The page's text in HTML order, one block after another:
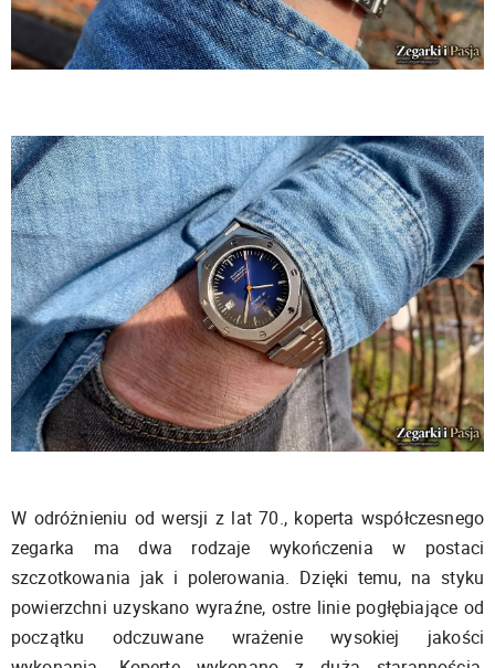
W odróżnieniu od wersji z lat 70., koperta współczesnego
zegarka ma dwa rodzaje wykończenia w postaci
szczotkowania jak i polerowania. Dzięki temu, na styku
powierzchni uzyskano wyraźne, ostre linie pogłębiające od
początku odczuwane wrażenie wysokiej jakości